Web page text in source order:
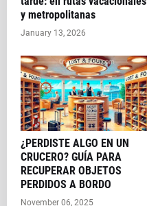
y metropolitanas
January 13, 2026
¿PERDISTE ALGO EN UN
CRUCERO? GUÍA PARA
RECUPERAR OBJETOS
PERDIDOS A BORDO
November 06, 2025